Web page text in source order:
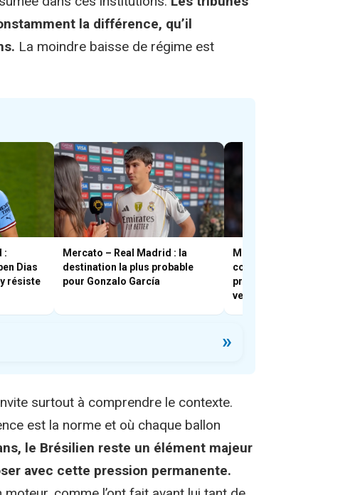
la différence, qu’il
La moindre baisse de régime est
:
Dias
résiste
Mercato – Real Madrid : la
destination la plus probable
pour Gonzalo García
Mercato – Real Madrid :
comment le Real Betis veut
profiter de l’éclatement du
vestiaire
»
surtout à comprendre le contexte.
est la norme et où chaque ballon
le Brésilien reste un élément majeur
avec cette pression permanente.